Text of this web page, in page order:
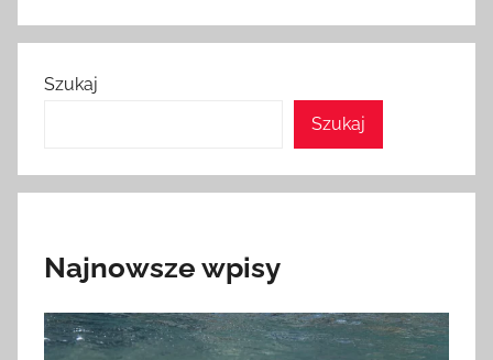
Szukaj
Szukaj
Najnowsze wpisy